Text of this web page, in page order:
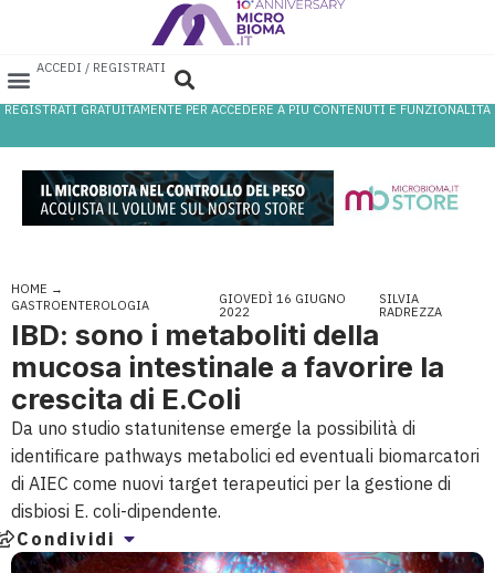
ACCEDI / REGISTRATI
REGISTRATI GRATUITAMENTE PER ACCEDERE A PIÙ CONTENUTI E FUNZIONALITÀ
HOME →
GASTROENTEROLOGIA
GIOVEDÌ 16 GIUGNO
2022
SILVIA
RADREZZA
IBD: sono i metaboliti della
mucosa intestinale a favorire la
crescita di E.Coli
Da uno studio statunitense emerge la possibilità di
identificare pathways metabolici ed eventuali biomarcatori
di AIEC come nuovi target terapeutici per la gestione di
disbiosi E. coli-dipendente.
Condividi